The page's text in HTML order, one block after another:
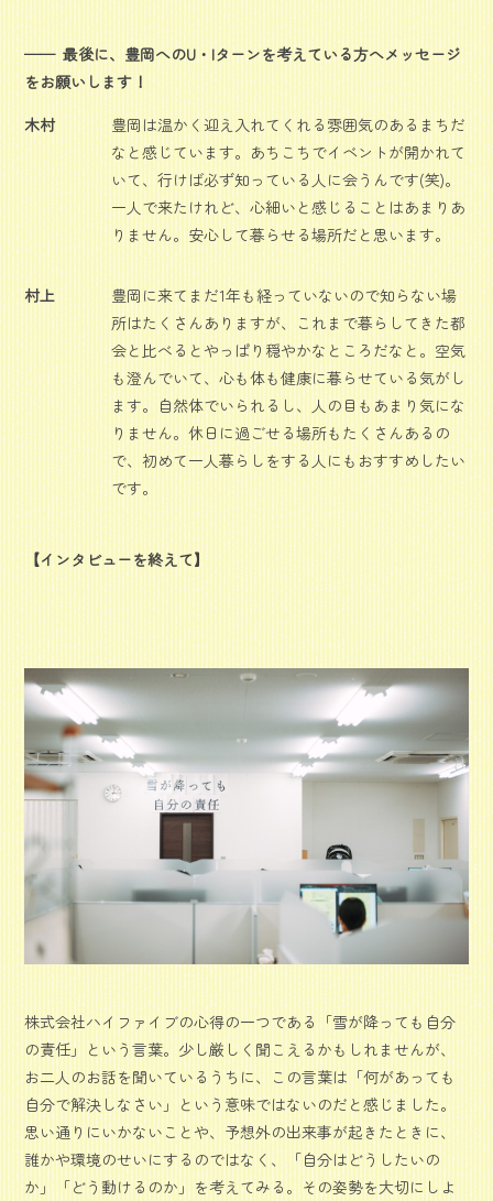
最後に、豊岡へのU・Iターンを考えている方へメッセージ
をお願いします！
木村
豊岡は温かく迎え入れてくれる雰囲気のあるまちだ
なと感じています。あちこちでイベントが開かれて
いて、行けば必ず知っている人に会うんです(笑)。
一人で来たけれど、心細いと感じることはあまりあ
りません。安心して暮らせる場所だと思います。
村上
豊岡に来てまだ1年も経っていないので知らない場
所はたくさんありますが、これまで暮らしてきた都
会と比べるとやっぱり穏やかなところだなと。空気
も澄んでいて、心も体も健康に暮らせている気がし
ます。自然体でいられるし、人の目もあまり気にな
りません。休日に過ごせる場所もたくさんあるの
で、初めて一人暮らしをする人にもおすすめしたい
です。
【インタビューを終えて】
株式会社ハイファイブの心得の一つである「雪が降っても自分
の責任」という言葉。少し厳しく聞こえるかもしれませんが、
お二人のお話を聞いているうちに、この言葉は「何があっても
自分で解決しなさい」という意味ではないのだと感じました。
思い通りにいかないことや、予想外の出来事が起きたときに、
誰かや環境のせいにするのではなく、「自分はどうしたいの
か」「どう動けるのか」を考えてみる。その姿勢を大切にしよ